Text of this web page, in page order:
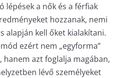
lépések a nők és a férfiak
hozzanak, nemi
alapján kell őket kialakítani.
ezért nem „egyforma”
azt foglalja magában,
lévő személyeket